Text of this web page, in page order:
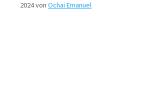
2024von Ochai Emanuel